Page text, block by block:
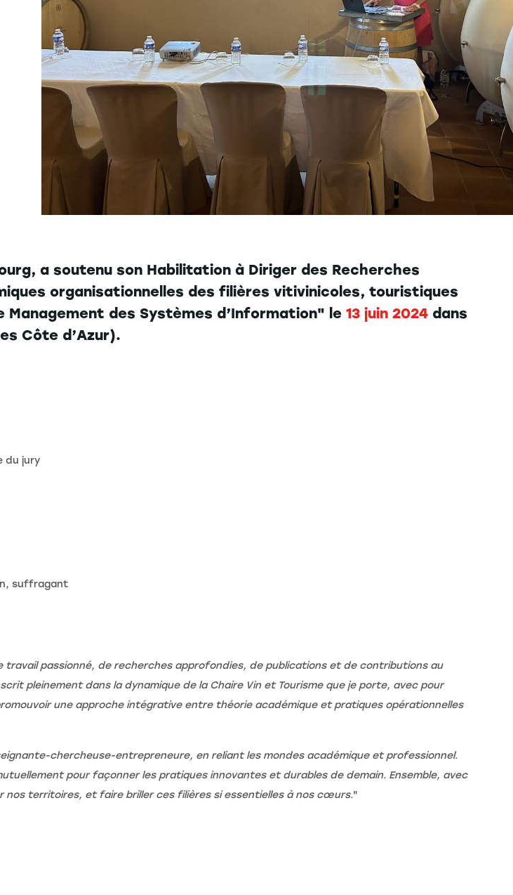
a soutenu son Habilitation à Diriger des Recherches
organisationnelles des filières vitivinicoles, touristiques
des Systèmes d’Information" le 13 juin 2024 dans
Côte d’Azur).
du jury
suffragant
travail passionné, de recherches approfondies, de publications et de contributions au
pleinement dans la dynamique de la Chaire Vin et Tourisme que je porte, avec pour
une approche intégrative entre théorie académique et pratiques opérationnelles
chercheuse-entrepreneure, en reliant les mondes académique et professionnel.
pour façonner les pratiques innovantes et durables de demain. Ensemble, avec
territoires, et faire briller ces filières si essentielles à nos cœurs."